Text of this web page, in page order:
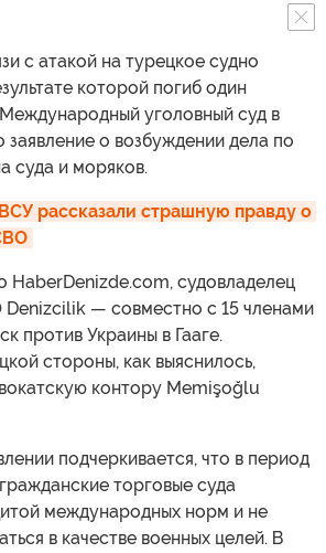
с атакой на турецкое судно
которой погиб один
уголовный суд в
заявление о возбуждении дела по
суда и моряков.
рассказали страшную правду о
HaberDenizde.com, судовладелец
— совместно с 15 членами
против Украины в Гааге.
стороны, как выяснилось,
контору Memişoğlu
подчеркивается, что в период
торговые суда
международных норм и не
в качестве военных целей. В